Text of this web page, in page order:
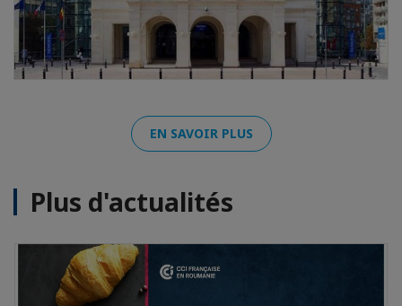
EN SAVOIR PLUS
Plus d'actualités